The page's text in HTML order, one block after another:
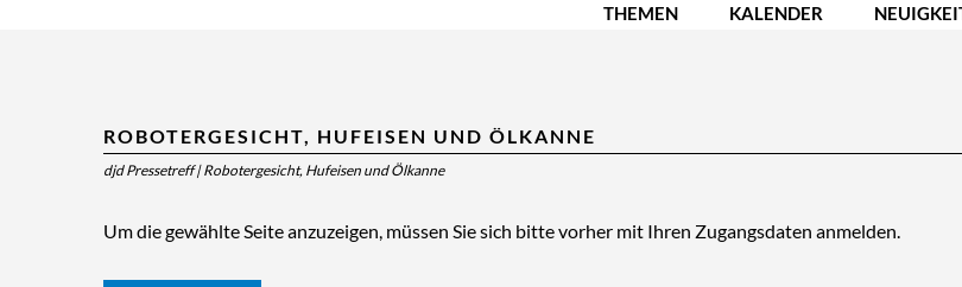
THEMEN KALENDER
ROBOTERGESICHT, HUFEISEN UND ÖLKANNE
djd Pressetreff|Robotergesicht, Hufeisen und Ölkanne
Um die gewählte Seite anzuzeigen, müssen Sie sich bitte vorher mit Ihren Zugangsdaten anmelden.